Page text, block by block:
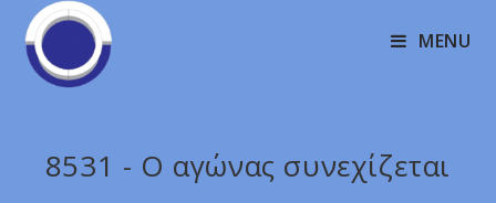
MENU
8531 - Ο αγώνας συνεχίζεται